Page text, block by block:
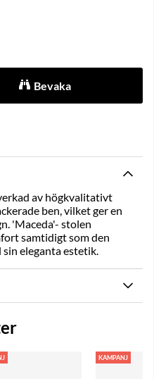
Bevaka
av högkvalitativt
ben, vilket ger en
'Maceda'- stolen
samtidigt som den
eleganta estetik.
KAMPANJ